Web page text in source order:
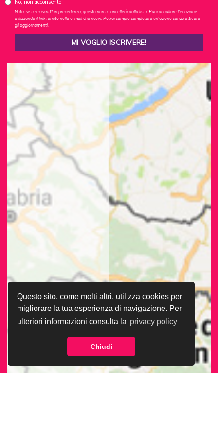
Questo sito, come molti altri, utilizza cookies per
migliorare la tua esperienza di navigazione. Per
ulteriori informazioni consulta la privacy policy
Chiudi
No, non acconsento
Nota: se ti sei iscritt* in precedenza, questo non ti cancellerà dalla lista. Puoi annullare l'iscrizione
utilizzando il link fornito nelle e-mail che ricevi. Potrai sempre completare un'azione senza attivare
gli aggiornamenti.